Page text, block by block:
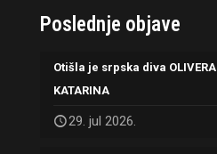
Poslednje objave
Otišla je srpska diva OLIVERA
KATARINA
29. jul 2026.